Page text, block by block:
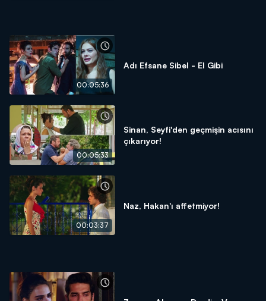
00:05:36
Adı Efsane Sibel - El Gibi
00:05:33
Sinan, Seyfi'den geçmişin acısını
çıkarıyor!
00:03:37
Naz, Hakan'ı affetmiyor!